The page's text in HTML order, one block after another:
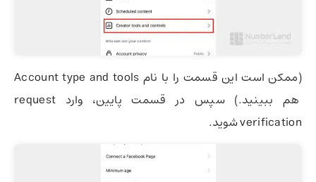
(ممکن است این قسمت را با نام Account type and tools
هم ببینید.) سپس در قسمت پایین، وارد request
verification شوید.